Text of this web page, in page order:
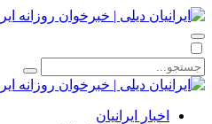
اخبار ایرانیان